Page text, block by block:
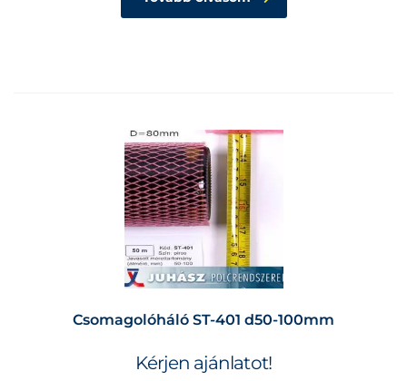
Csomagolóháló ST-401 d50-100mm
Kérjen ajánlatot!